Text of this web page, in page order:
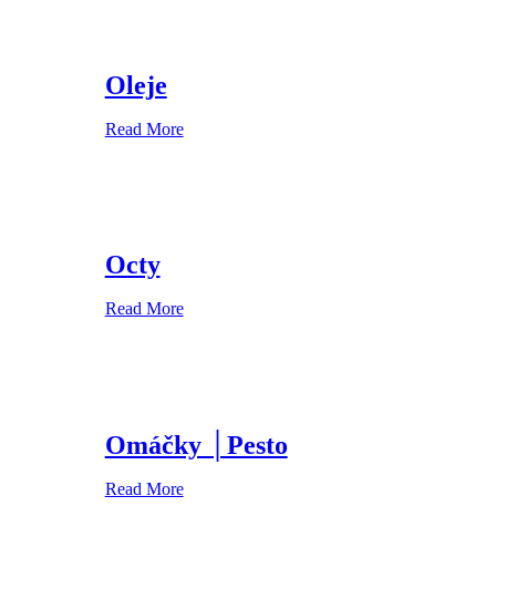
Oleje
Read More
Octy
Read More
Omáčky │Pesto
Read More